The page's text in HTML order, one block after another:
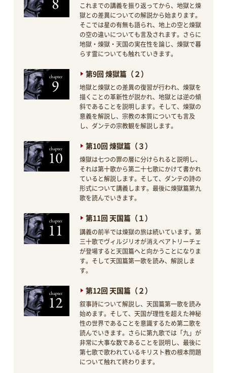
これまでの講義を振り返ってから、地獄と煉
獄との差異についての解説から始まります。
そこでは星の有無も語られ、地上の空と煉獄
の空の違いについても言及されます。さらに
地獄・煉獄・天国の実在性を論じ、煉獄で暮
らす霊についても触れていきます。
第9回 煉獄篇（２）
地獄と煉獄との差異の復習が行われ、煉獄を
描くことの革新性が説かれ、地獄とは逆の傾
斜であることを説明します。そして、煉獄の
意義を解説し、宗教の本質についても言及
し、ダンテの宗教観を解説します。
第10回 煉獄篇（３）
煉獄は七つの罪の層に分けられると説明し、
それは第十歌から第二十七歌にかけて書かれ
ていると解説します。そして、ダンテの詩の
形式について講義します。最後に煉獄篇第九
歌を読んでいきます。
第11回 天国篇（１）
講義の前半では煉獄の旅は続いています。第
三十歌でヴィルジリオが消えベアトリーチェ
が登場すると天国篇へと向かうことになりま
す。そして天国篇第一歌を読み、解説しま
す。
第12回 天国篇（２）
叙事詩について解説し、天国篇第一歌を読み
始めます。そして、天国が理性を超えた神秘
性の世界であることを意識するため第二歌を
読んでいきます。さらに第九歌では「九」が
非常に大事な数であることを説明し、最後に
第七歌で歌われているキリスト教の根本問題
について触れて終わります。